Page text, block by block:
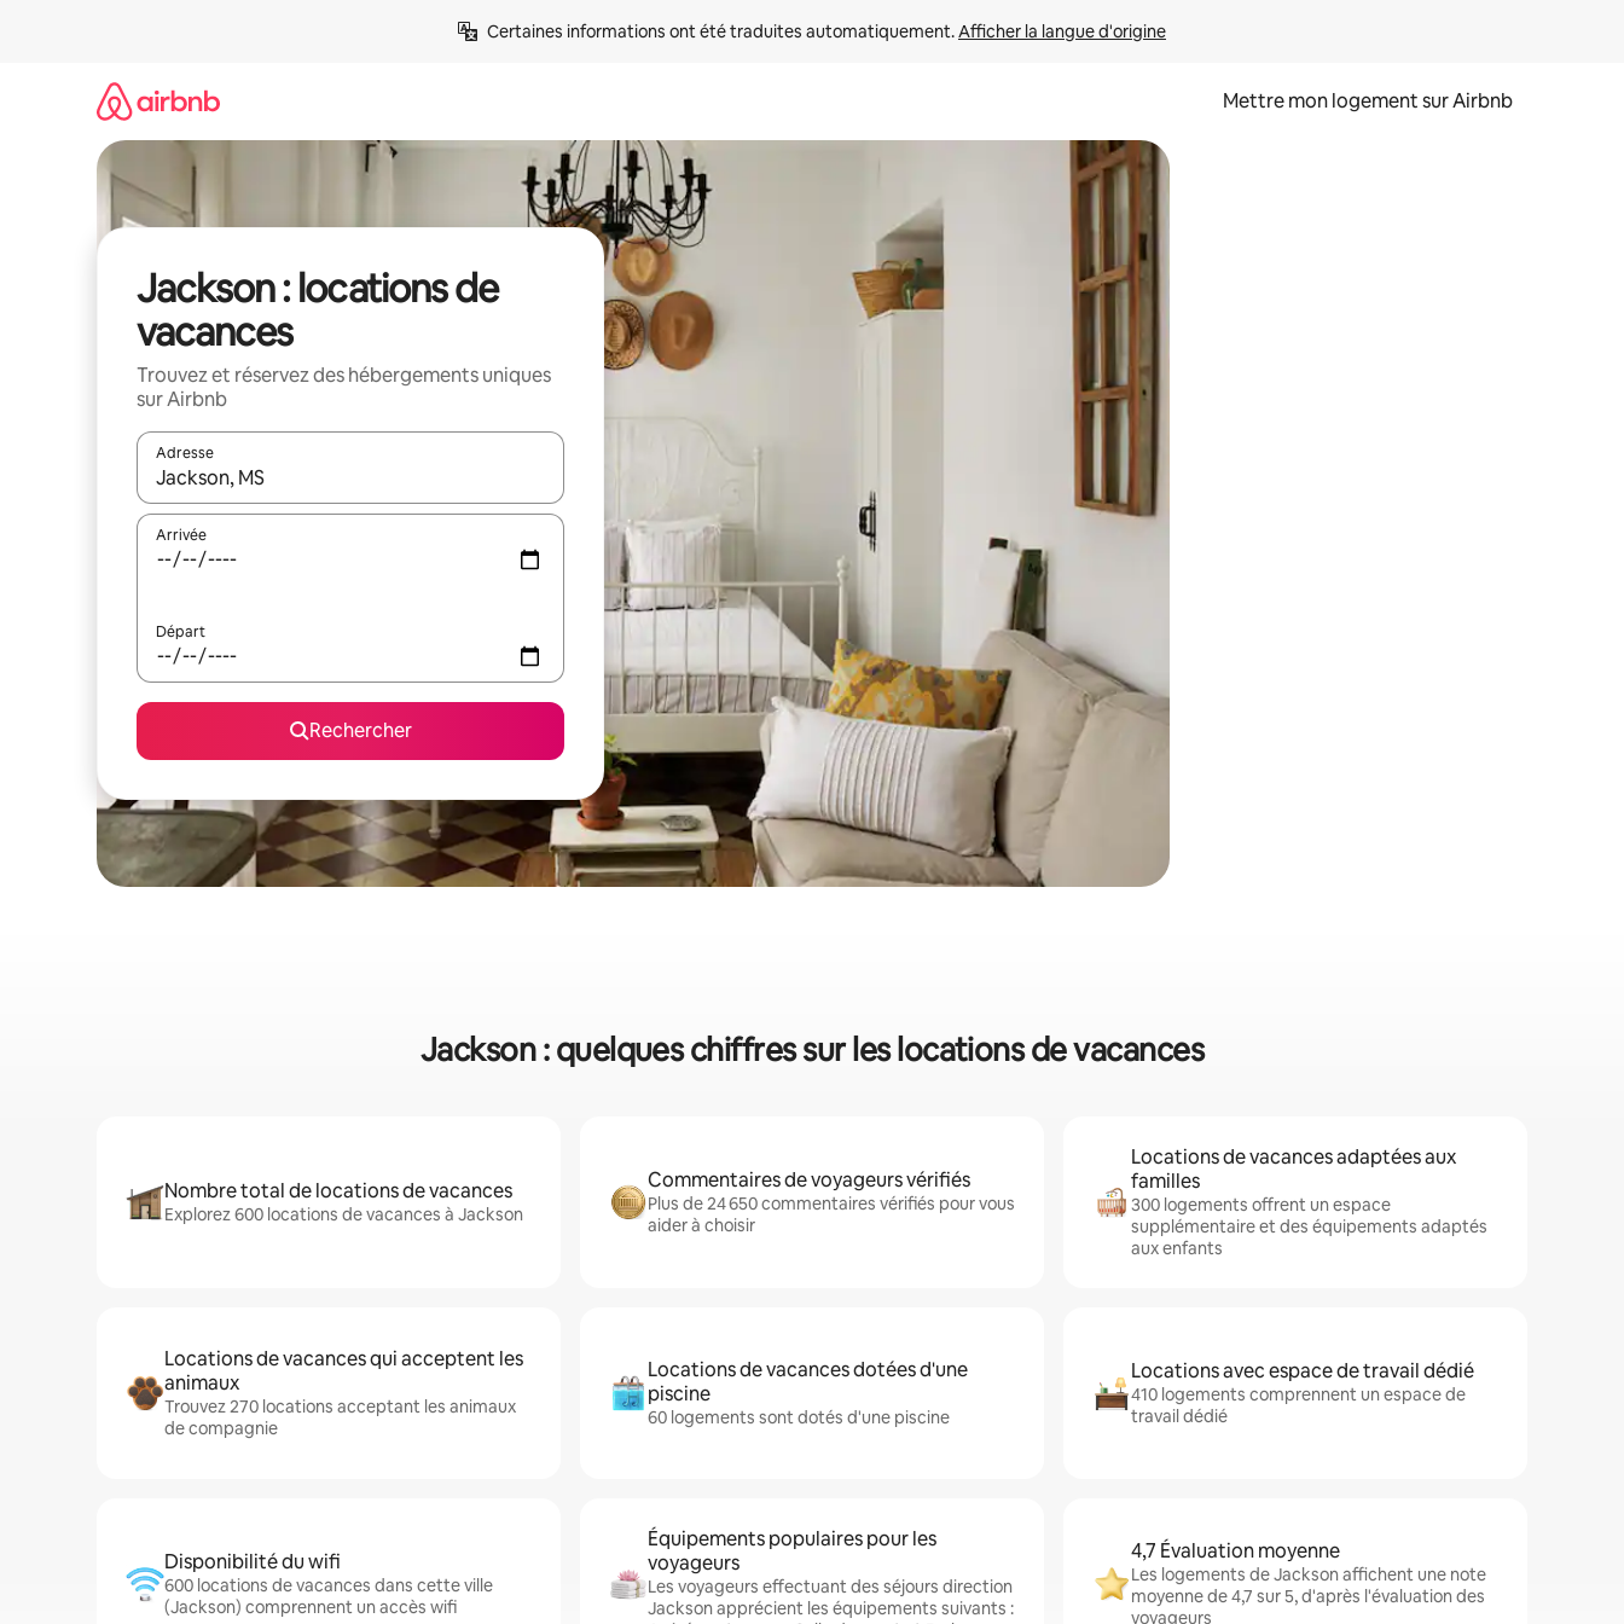
Certaines informations ont été traduites automatiquement. Afficher la langue d'origine
Mettre mon logement sur Airbnb
Jackson : locations de
vacances
Trouvez et réservez des hébergements uniques
sur Airbnb
Adresse
Lorsque les résultats s'affichent, utilisez les flèches vers le haut et vers le bas pour les parcourir ou en appuyant et en faisant glisser.
Arrivée
Départ
Rechercher
Jackson : quelques chiffres sur les locations de vacances
Nombre total de locations de vacances
Explorez 600 locations de vacances à Jackson
Commentaires de voyageurs vérifiés
Plus de 24 650 commentaires vérifiés pour vous
aider à choisir
Locations de vacances adaptées aux
familles
300 logements offrent un espace
supplémentaire et des équipements adaptés
aux enfants
Locations de vacances qui acceptent les
animaux
Trouvez 270 locations acceptant les animaux
de compagnie
Locations de vacances dotées d'une
piscine
60 logements sont dotés d'une piscine
Locations avec espace de travail dédié
410 logements comprennent un espace de
travail dédié
Disponibilité du wifi
600 locations de vacances dans cette ville
(Jackson) comprennent un accès wifi
Équipements populaires pour les
voyageurs
Les voyageurs effectuant des séjours direction
Jackson apprécient les équipements suivants :
4,7 Évaluation moyenne
Les logements de Jackson affichent une note
moyenne de 4,7 sur 5, d'après l'évaluation des
voyageurs